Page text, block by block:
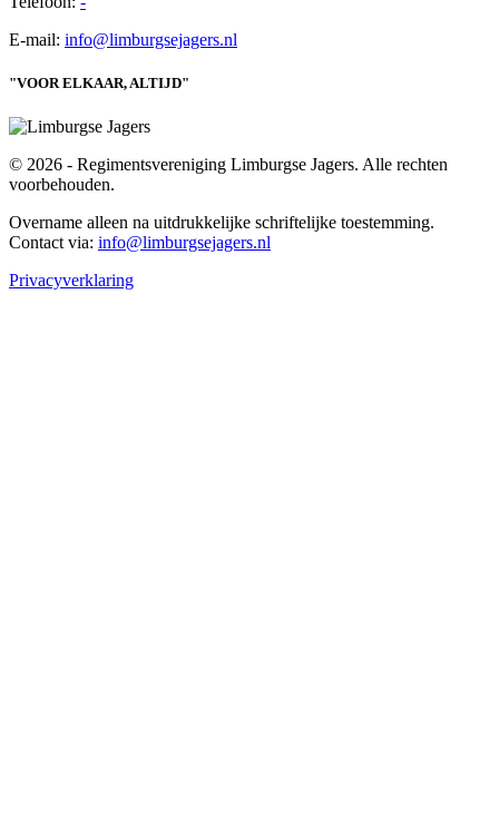
E-mail: info@limburgsejagers.nl
"VOOR ELKAAR, ALTIJD"
© 2026 - Regimentsvereniging Limburgse Jagers. Alle rechten
voorbehouden.
Overname alleen na uitdrukkelijke schriftelijke toestemming.
Contact via: info@limburgsejagers.nl
Privacyverklaring